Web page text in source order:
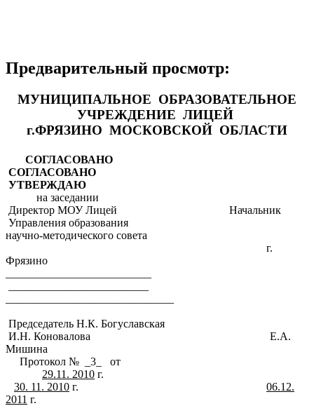
Предварительный просмотр:
МУНИЦИПАЛЬНОЕ ОБРАЗОВАТЕЛЬНОЕ
УЧРЕЖДЕНИЕ ЛИЦЕЙ
г.ФРЯЗИНО МОСКОВСКОЙ ОБЛАСТИ
СОГЛАСОВАНО
СОГЛАСОВАНО
УТВЕРЖДАЮ
на заседании
Директор МОУ Лицей Начальник
Управления образования
научно-методического совета
г.
Фрязино
Председатель Н.К. Богуславская
И.Н. Коновалова Е.А.
Мишина
Протокол № _3_ от
29.11. 2010 г.
30. 11. 2010 г. 06.12.
2011 г.